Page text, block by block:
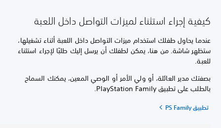
كيفية إجراء استثناء لميزات التواصل داخل اللعبة
عندما يحاول طفلك استخدام ميزات التواصل داخل اللعبة أثناء تشغيلها،
ستظهر شاشة. من هنا، يمكن لطفلك أن يرسل إليك طلبًا لإجراء استثناء
للعبة.
بصفتك مدير العائلة، أو ولي الأمر أو الوصي المعين، يمكنك السماح
بالطلب على تطبيق PlayStation Family.
تطبيق PS Family